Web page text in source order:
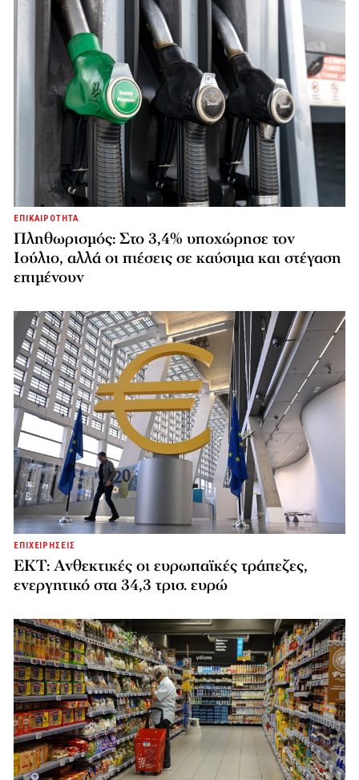
ΕΠΙΚΑΙΡΟΤΗΤΑ
Πληθωρισμός: Στο 3,4% υποχώρησε τον
Ιούλιο, αλλά οι πιέσεις σε καύσιμα και στέγαση
επιμένουν
ΕΠΙΧΕΙΡΗΣΕΙΣ
ΕΚΤ: Ανθεκτικές οι ευρωπαϊκές τράπεζες,
ενεργητικό στα 34,3 τρισ. ευρώ